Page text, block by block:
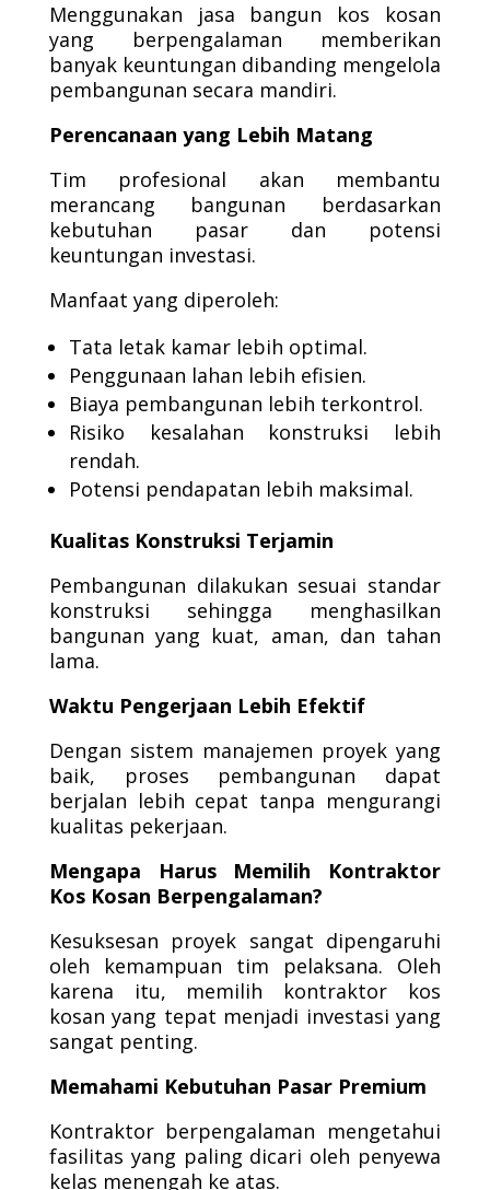
Menggunakan jasa bangun kos kosan
yang berpengalaman memberikan
banyak keuntungan dibanding mengelola
pembangunan secara mandiri.
Perencanaan yang Lebih Matang
Tim profesional akan membantu
merancang bangunan berdasarkan
kebutuhan pasar dan potensi
keuntungan investasi.
Manfaat yang diperoleh:
Tata letak kamar lebih optimal.
Penggunaan lahan lebih efisien.
Biaya pembangunan lebih terkontrol.
Risiko kesalahan konstruksi lebih
rendah.
Potensi pendapatan lebih maksimal.
Kualitas Konstruksi Terjamin
Pembangunan dilakukan sesuai standar
konstruksi sehingga menghasilkan
bangunan yang kuat, aman, dan tahan
lama.
Waktu Pengerjaan Lebih Efektif
Dengan sistem manajemen proyek yang
baik, proses pembangunan dapat
berjalan lebih cepat tanpa mengurangi
kualitas pekerjaan.
Mengapa Harus Memilih Kontraktor
Kos Kosan Berpengalaman?
Kesuksesan proyek sangat dipengaruhi
oleh kemampuan tim pelaksana. Oleh
karena itu, memilih kontraktor kos
kosan yang tepat menjadi investasi yang
sangat penting.
Memahami Kebutuhan Pasar Premium
Kontraktor berpengalaman mengetahui
fasilitas yang paling dicari oleh penyewa
kelas menengah ke atas.